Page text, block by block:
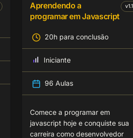
Aprendendo a
programar em Javascript
v
20h para conclusão
Iniciante
96 Aulas
Comece a programar em
javascript hoje e conquiste sua
carreira como desenvolvedor